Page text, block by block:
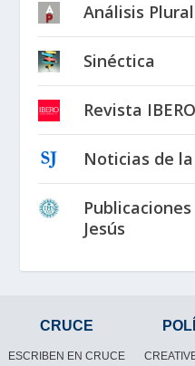
Análisis Plural
Sinéctica
Revista IBERO
Noticias de
Jesús
CRUCE
ESCRIBEN EN CRUCE